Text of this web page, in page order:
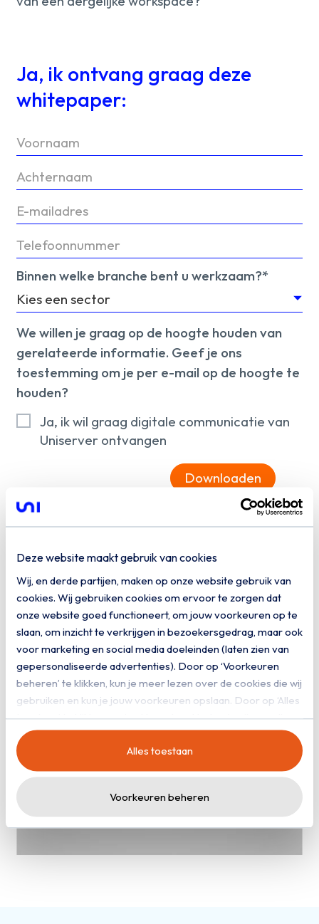
Deze website maakt gebruik van cookies
Wij, en derde partijen, maken op onze website gebruik van
cookies. Wij gebruiken cookies om ervoor te zorgen dat
onze website goed functioneert, om jouw voorkeuren op te
slaan, om inzicht te verkrijgen in bezoekersgedrag, maar ook
voor marketing en social media doeleinden (laten zien van
gepersonaliseerde advertenties). Door op ‘Voorkeuren
beheren’ te klikken, kun je meer lezen over de cookies die wij
gebruiken en kun je jouw voorkeuren opslaan. Door op ‘Alles
toestaan’ te klikken, ga je akkoord met het gebruik van alle
cookies zoals omschreven in onzeprivacy- en
cookieverklaring
Alles toestaan
Voorkeuren beheren
Ja, ik ontvang graag deze
whitepaper:
Binnen welke branche bent u werkzaam?*
We willen je graag op de hoogte houden van
gerelateerde informatie. Geef je ons
toestemming om je per e-mail op de hoogte te
houden?
Ja, ik wil graag digitale communicatie van
Uniserver ontvangen
Downloaden